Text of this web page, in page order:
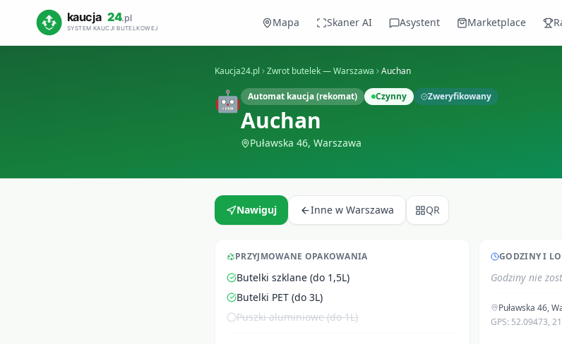
Mapa Skaner AI Asystent Marketplace
Kaucja24.pl Zwrot butelek —Warszawa Auchan
🤖 Automat kaucja (rekomat) Czynny Zweryfikowany
Auchan
Puławska 46, Warszawa
Nawiguj Inne w Warszawa QR
PRZYJMOWANE OPAKOWANIA
Butelki szklane (do 1,5L)
Butelki PET (do 3L)
Puszki aluminiowe (do 1L)
GODZINY I
Godziny nie
Puławska 46,
GPS: 52.09473,